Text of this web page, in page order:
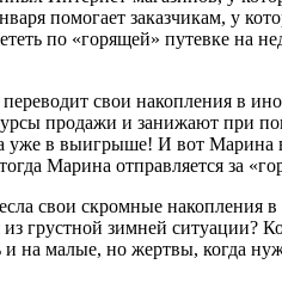
помогает заказчикам, у
по «горящей» путевке на
свои накопления в
продажи и занижают при
уже в выигрыше! И вот
Марина отправляется за
свои скромные
грустной зимней
на малые, но жертвы, когда